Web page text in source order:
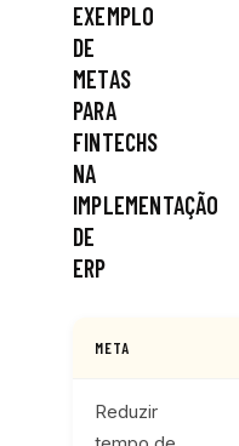
EXEMPLO
DE
METAS
PARA
FINTECHS
NA
IMPLEMENTAÇÃO
DE
ERP
META
Reduzir